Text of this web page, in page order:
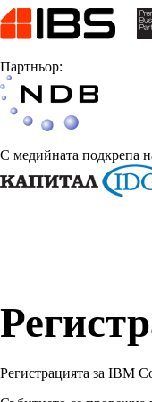
Партньор:
С медийната подкрепа
Регистрацията за IBM